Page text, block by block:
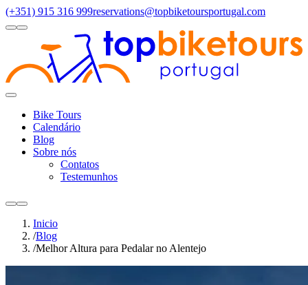
(+351) 915 316 999reservations@topbiketoursportugal.com
lightdark
Toggle
Bike Tours
Regiões Santiago Compostela Douro Valley (3)
Calendário
Blog
Sobre nós
Contatos
Testemunhos
lightdark
Inicio
/Blog
/Melhor Altura para Pedalar no Alentejo